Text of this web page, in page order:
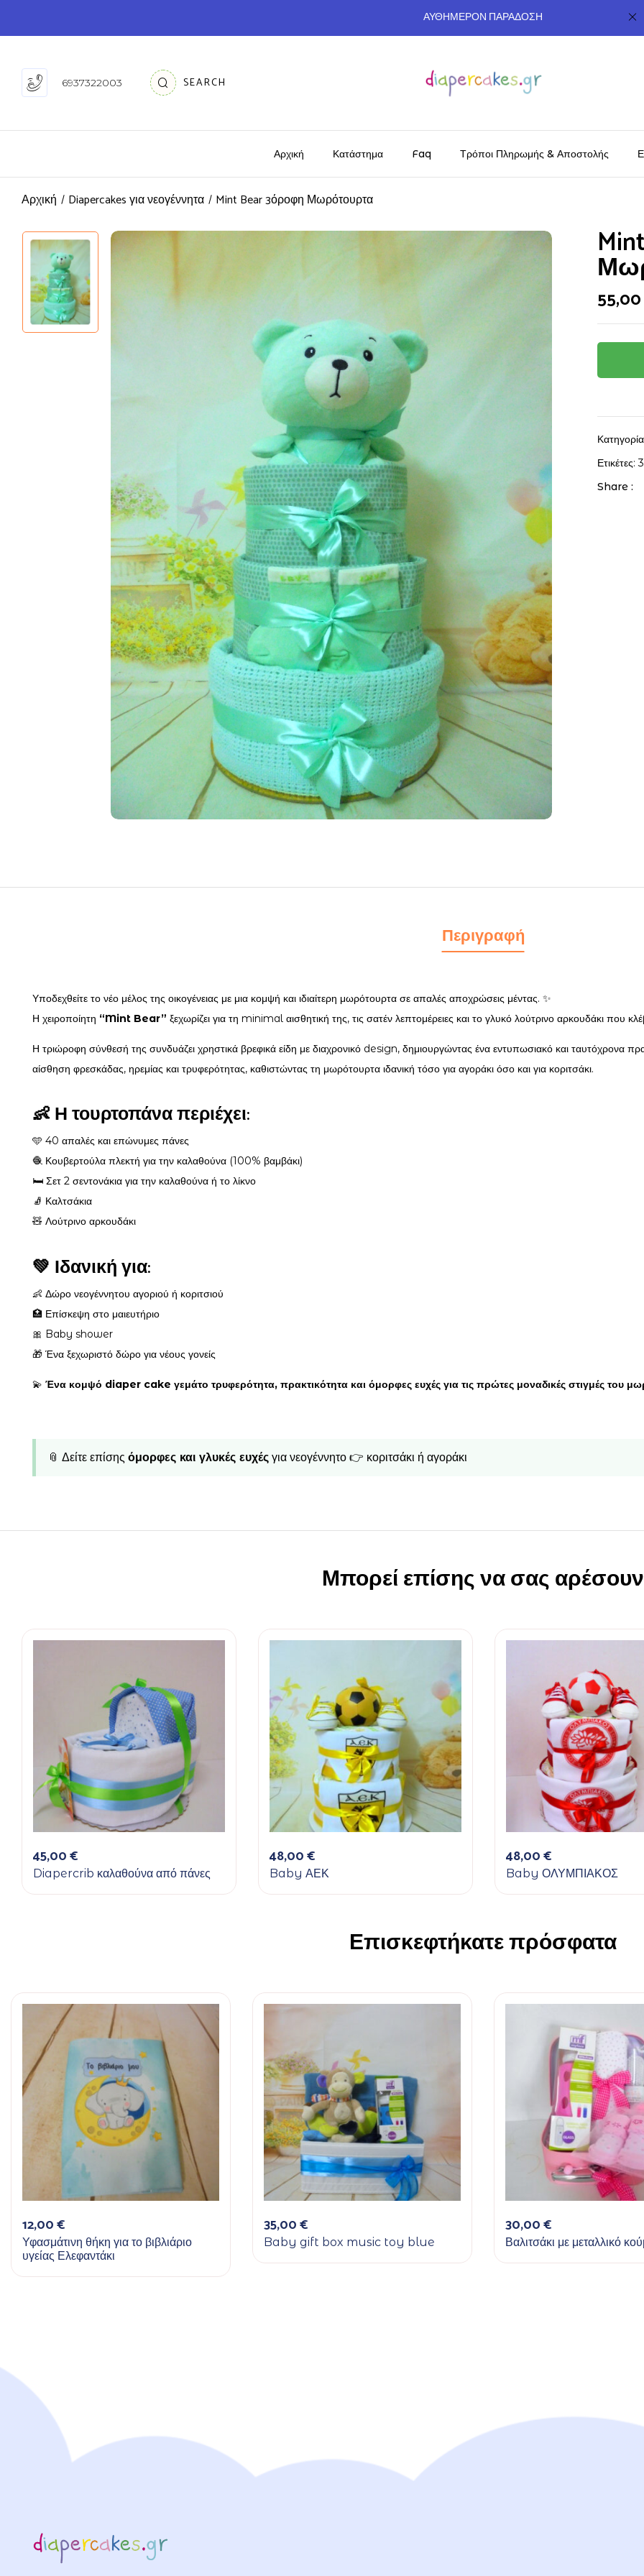
ΑΥΘΗΜΕΡΟΝ ΠΑΡΑΔΟΣΗ
6937322003 SEARCH
Αρχική Κατάστημα Faq Τρόποι Πληρωμής & Αποστολής
Αρχική Diapercakes για νεογέννητα Mint Bear 3όροφη Μωρότουρτα
Ετικέτες:
Share :
Περιγραφή
Υποδεχθείτε το νέο μέλος της οικογένειας με μια κομψή και ιδιαίτερη μωρότουρτα σε απαλές αποχρώσεις μέντας. ✨
Η χειροποίητη “Mint Bear” ξεχωρίζει για τη minimal αισθητική της, τις σατέν λεπτομέρειες και το γλυκό λούτρινο αρκουδάκι που
Η τριώροφη σύνθεσή της συνδυάζει χρηστικά βρεφικά είδη με διαχρονικό design, δημιουργώντας ένα εντυπωσιακό και ταυτόχρονα
αίσθηση φρεσκάδας, ηρεμίας και τρυφερότητας, καθιστώντας τη μωρότουρτα ιδανική τόσο για αγοράκι όσο και για κοριτσάκι.
👶 Η τουρτοπάνα περιέχει:
🩵 40 απαλές και επώνυμες πάνες
🧶 Κουβερτούλα πλεκτή για την καλαθούνα (100% βαμβάκι)
🛏️ Σετ 2 σεντονάκια για την καλαθούνα ή το λίκνο
🧦 Καλτσάκια
🧸 Λούτρινο αρκουδάκι
💚 Ιδανική για:
👶 Δώρο νεογέννητου αγοριού ή κοριτσιού
🏥 Επίσκεψη στο μαιευτήριο
🎀 Baby shower
🎁 Ένα ξεχωριστό δώρο για νέους γονείς
💫 Ένα κομψό diaper cake γεμάτο τρυφερότητα, πρακτικότητα και όμορφες ευχές για τις πρώτες μοναδικές στιγμές του
📎 Δείτε επίσης όμορφες και γλυκές ευχές για νεογέννητο 👉 κοριτσάκι ή αγοράκι
Μπορεί επίσης να σας αρέσουν
45,00€
Diapercrib καλαθούνα από πάνες
48,00€
Baby ΑΕΚ
48,00€
Baby ΟΛΥΜΠΙΑΚΟΣ
Επισκεφτήκατε πρόσφατα
12,00€
Υφασμάτινη θήκη για το βιβλιάριο
υγείας Ελεφαντάκι
35,00€
Baby gift box music toy blue
30,00€
Βαλιτσάκι με μεταλλικό